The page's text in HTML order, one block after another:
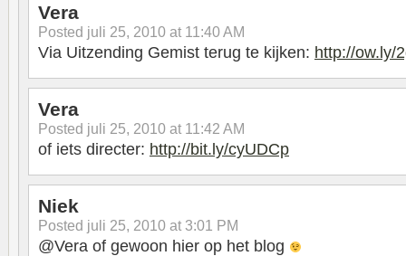
Vera
Posted juli 25, 2010 at 11:40 AM
Via Uitzending Gemist terug te kijken: http://ow.ly/
Vera
Posted juli 25, 2010 at 11:42 AM
of iets directer: http://bit.ly/cyUDCp
Niek
Posted juli 25, 2010 at 3:01 PM
@Vera of gewoon hier op het blog